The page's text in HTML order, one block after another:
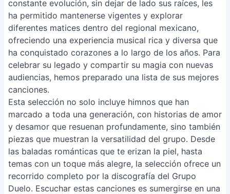
constante evolución, sin dejar de lado sus raíces, les
ha permitido mantenerse vigentes y explorar
diferentes matices dentro del regional mexicano,
ofreciendo una experiencia musical rica y diversa que
ha conquistado corazones a lo largo de los años. Para
celebrar su legado y compartir su magia con nuevas
audiencias, hemos preparado una lista de sus mejores
canciones.
Esta selección no solo incluye himnos que han
marcado a toda una generación, con historias de amor
y desamor que resuenan profundamente, sino también
piezas que muestran la versatilidad del grupo. Desde
las baladas románticas que te erizan la piel, hasta
temas con un toque más alegre, la selección ofrece un
recorrido completo por la discografía del Grupo
Duelo. Escuchar estas canciones es sumergirse en una